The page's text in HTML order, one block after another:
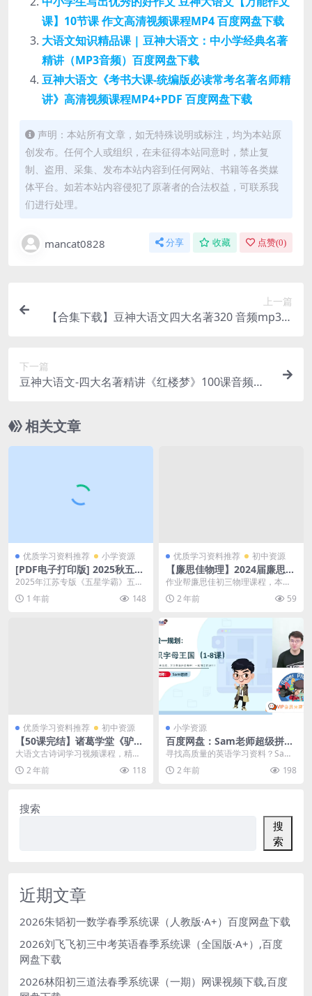
课】10节课 作文高清视频课程MP4 百度网盘下载
大语文知识精品课 | 豆神大语文：中小学经典名著
精讲（MP3音频）百度网盘下载
豆神大语文《考书大课-统编版必读常考名著名师精
讲》高清视频课程MP4+PDF 百度网盘下载
声明：本站所有文章，如无特殊说明或标注，均为本站原
创发布。任何个人或组织，在未征得本站同意时，禁止复
制、盗用、采集、发布本站内容到任何网站、书籍等各类媒
体平台。如若本站内容侵犯了原著者的合法权益，可联系我
们进行处理。
mancat0828 分享 收藏 点赞(0)
上一篇
【合集下载】豆神大语文四大名著320 音频mp3课
下一篇
豆神大语文-四大名著精讲《红楼梦》100课音频MP
相关文章
优质学习资料推荐 小学资源
[PDF电子打印版] 2025秋五星
学霸 五年级上册英语江苏版在
线下载,大小 128.81M 总页数
153 页
2025年江苏专版《五星学霸》五年
级英语学习宝典重磅来袭！这份12
8.81M的超...
1 年前 148
优质学习资料推荐 初中资源
【廉思佳物理】2024届廉思佳
初三中考物理秋季A+班(上学
期)(资源合计2.72GB）百度网
盘下载
作业帮廉思佳初三物理课程，本课
程共2.72GB，VIP会员可通过百度
网盘转存下载...
2 年前 59
优质学习资料推荐 初中资源
【50课完结】诸葛学堂《驴火
歌王-中小学古诗词鉴赏一课
网盘下载，中考高考古诗词考
大语文古诗词学习视频课程，精选
中高考的古诗词考题进行精讲，解
析，今日推荐：【50...
2 年前 118
小学资源
百度网盘：Sam老师超级拼读
课程（拼读+语法+音标）3.84
寻找高质量的英语学习资料？Sam
老师的超级拼读课程，包含拼读、
语法和音标三大板块...
2 年前 198
搜索
搜
索
近期文章
2026朱韬初一数学春季系统课（人教版·A+）百度网盘下载
2026刘飞飞初三中考英语春季系统课（全国版·A+）,百度
网盘下载
2026林阳初三道法春季系统课（一期）网课视频下载,百度